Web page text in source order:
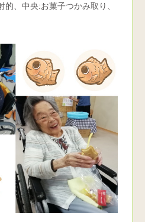
お菓子つかみ取り、